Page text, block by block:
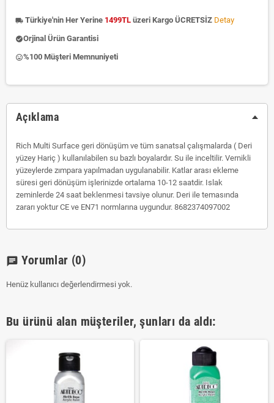
local_shipping Türkiye'nin Her Yerine 1499TL üzeri Kargo ÜCRETSİZ Detay
check_circleOrjinal Ürün Garantisi
insert_emoticon%100 Müşteri Memnuniyeti
Açıklama
Rich Multi Surface geri dönüşüm ve tüm sanatsal çalışmalarda ( Deri
yüzey Hariç ) kullanılabilen su bazlı boyalardır. Su ile inceltilir. Vernikli
yüzeylerde zımpara yapılmadan uygulanabilir. Katlar arası ekleme
süresi geri dönüşüm işlerinizde ortalama 10-12 saatdir. Islak
zeminlerde 24 saat beklenmesi tavsiye olunur. Deri ile temasında
zararı yoktur CE ve EN71 normlarına uygundur. 8682374097002
chat Yorumlar (0)
Henüz kullanıcı değerlendirmesi yok.
Bu ürünü alan müşteriler, şunları da aldı: